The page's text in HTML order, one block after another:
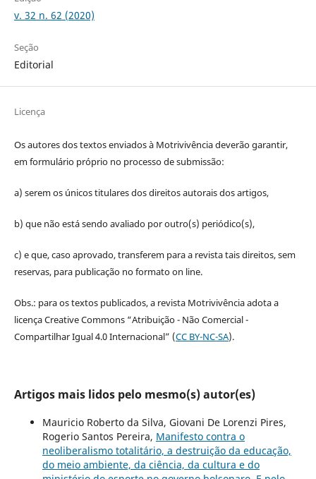
v. 32 n. 62 (2020)
Seção
Editorial
Licença
Os autores dos textos enviados à Motrivivência deverão garantir,
em formulário próprio no processo de submissão:
a) serem os únicos titulares dos direitos autorais dos artigos,
b) que não está sendo avaliado por outro(s) periódico(s),
c) e que, caso aprovado, transferem para a revista tais direitos, sem
reservas, para publicação no formato on line.
Obs.: para os textos publicados, a revista Motrivivência adota a
licença Creative Commons “Atribuição - Não Comercial -
Compartilhar Igual 4.0 Internacional” (CC BY-NC-SA).
Artigos mais lidos pelo mesmo(s) autor(es)
Mauricio Roberto da Silva, Giovani De Lorenzi Pires,
Rogerio Santos Pereira, Manifesto contra o
neoliberalismo totalitário, a destruição da educação,
do meio ambiente, da ciência, da cultura e do